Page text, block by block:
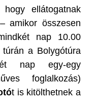
ellátogatnak
amikor összesen
nap 10.00
a Bolygótúra
nap egy-egy
foglalkozás)
t is kitölthetnek a